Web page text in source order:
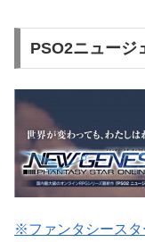
PSO2ニュージ
※ファンタシースタ